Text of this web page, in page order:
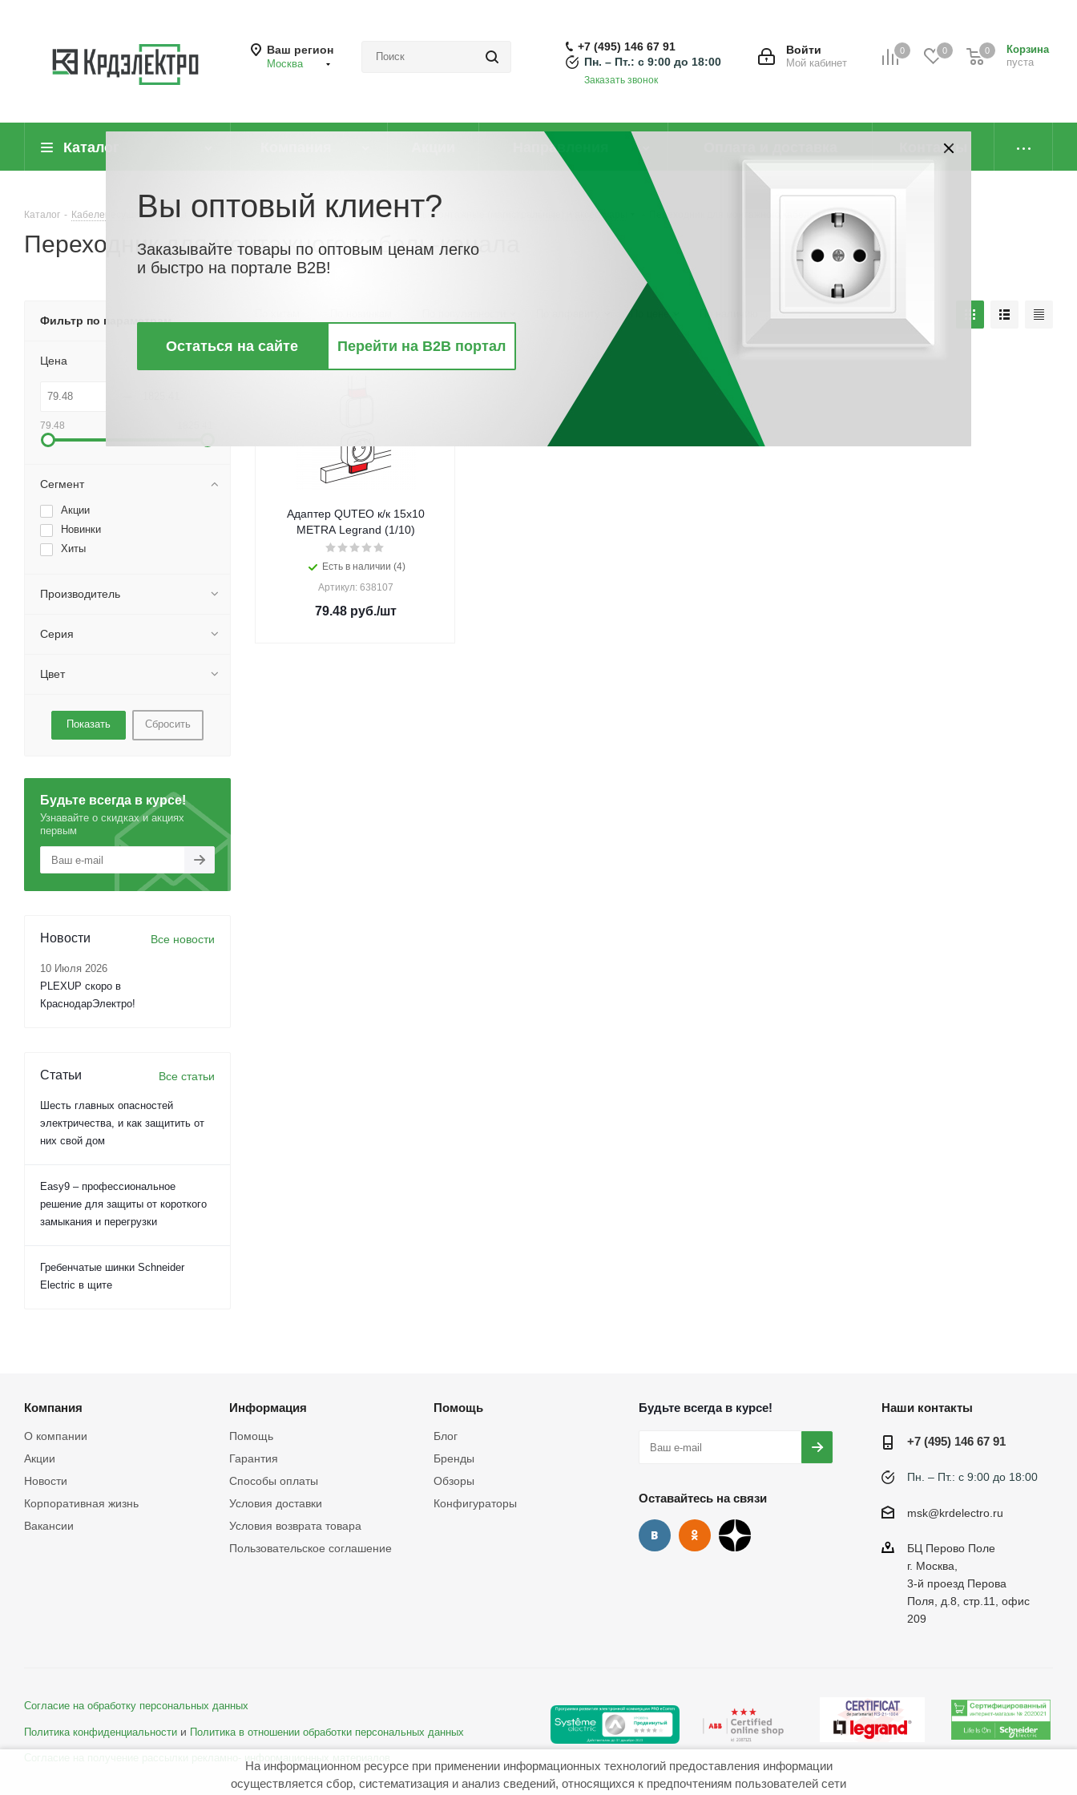
Ваш регион
Москва
0 0
Корзина
пуста
0
Войти
Мой кабинет
+7 (495) 146 67 91
Пн. – Пт.: с 9:00 до 18:00
Заказать звонок
Каталог Направления Контакты
Каталог - Кабеленесущие системы (системы для прокладки кабеля) - Кабель-каналы монтажные (магистральные) и аксессуары Переходник для монтажного кабель-канала
Переходник для монтажного кабель-канала
По цене По наличию
Адаптер QUTEO к/к 15x10
METRA Legrand (1/10)
Есть в наличии (4)
Артикул: 638107
79.48руб./шт
Фильтр по параметрам
Цена
79.48
Сегмент
Акции
Новинки
Хиты
Производитель
Серия
Цвет
Сбросить
Будьте всегда в курсе!
Узнавайте о скидках и акциях
первым
Новости Все новости
10 Июля 2026
PLEXUP скоро в
КраснодарЭлектро!
Статьи Все статьи
Шесть главных опасностей
электричества, и как защитить от
них свой дом
Easy9 – профессиональное
решение для защиты от короткого
замыкания и перегрузки
Гребенчатые шинки Schneider
Electric в щите
Компания
О компании
Акции
Новости
Корпоративная жизнь
Вакансии
Информация
Помощь
Гарантия
Способы оплаты
Условия доставки
Условия возврата товара
Пользовательское соглашение
Помощь
Блог
Бренды
Обзоры
Конфигураторы
Будьте всегда в курсе!
Оставайтесь на связи
Наши контакты
+7 (495) 146 67 91
Пн. – Пт.: с 9:00 до 18:00
msk@krdelectro.ru
БЦ Перово Поле
г. Москва,
3-й проезд Перова
Поля, д.8, стр.11, офис
209
Согласие на обработку персональных данных
Политика конфиденциальности и Политика в отношении обработки персональных данных
На информационном ресурсе при применении информационных технологий предоставления информации
осуществляется сбор, систематизация и анализ сведений, относящихся к предпочтениям пользователей сети
Вы оптовый клиент?
Заказывайте товары по оптовым ценам легко
и быстро на портале B2B!
Остаться на сайте Перейти на B2B портал